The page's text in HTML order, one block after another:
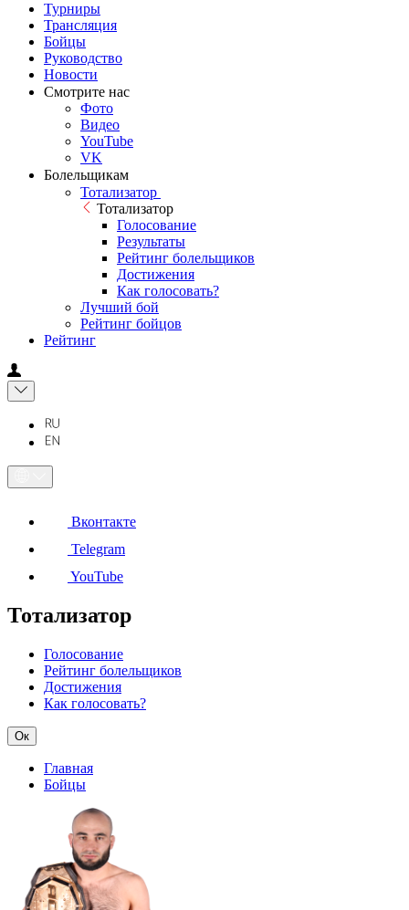
Турниры
Трансляция
Бойцы
Руководство
Новости
Смотрите нас
Фото
Видео
YouTube
VK
Болельщикам
Тотализатор
Тотализатор
Голосование
Результаты
Рейтинг болельщиков
Достижения
Как голосовать?
Лучший бой
Рейтинг бойцов
Рейтинг
Вконтакте
Telegram
YouTube
Тотализатор
Голосование
Рейтинг болельщиков
Достижения
Как голосовать?
Ок
Главная
Бойцы